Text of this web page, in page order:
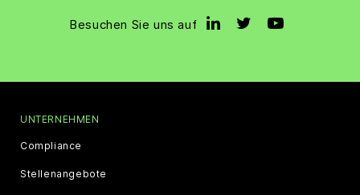
Besuchen Sie uns auf
UNTERNEHMEN
Compliance
Stellenangebote